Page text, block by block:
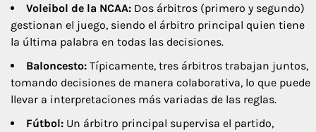
Voleibol de la NCAA: Dos árbitros (primero y segundo)
gestionan el juego, siendo el árbitro principal quien tiene
la última palabra en todas las decisiones.
Baloncesto: Típicamente, tres árbitros trabajan juntos,
tomando decisiones de manera colaborativa, lo que puede
llevar a interpretaciones más variadas de las reglas.
Fútbol: Un árbitro principal supervisa el partido,